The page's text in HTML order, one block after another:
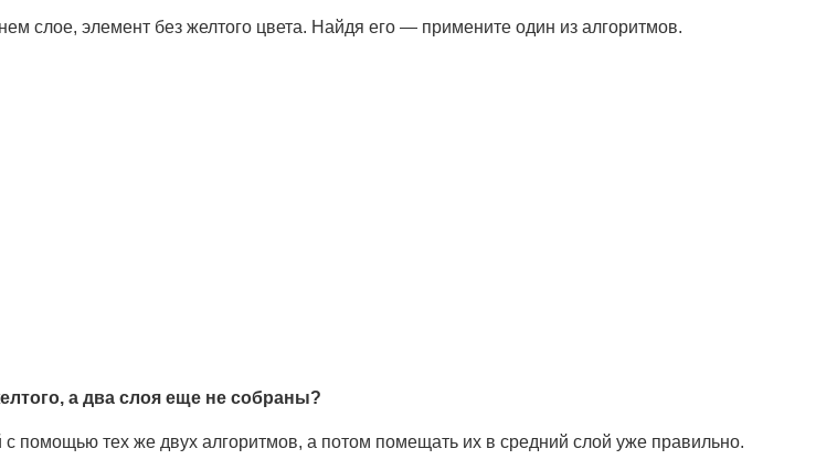
слое, элемент без желтого цвета. Найдя его — примените один из алгоритмов.
а два слоя еще не собраны?
помощью тех же двух алгоритмов, а потом помещать их в средний слой уже правильно.